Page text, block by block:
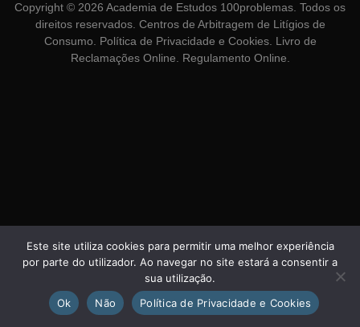
Copyright © 2026 Academia de Estudos 100problemas. Todos os
direitos reservados. Centros de Arbitragem de Litígios de
Consumo
Política de Privacidade e Cookies. Livro de
Reclamações Online
Regulamento Online
Este site utiliza cookies para permitir uma melhor experiência
por parte do utilizador. Ao navegar no site estará a consentir a
sua utilização.
Ok
Não Política de Privacidade e Cookies